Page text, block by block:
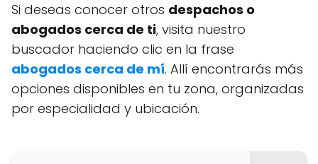
Si deseas conocer otros despachos o
abogados cerca de ti, visita nuestro
buscador haciendo clic en la frase
abogados cerca de mí. Allí encontrarás más
opciones disponibles en tu zona, organizadas
por especialidad y ubicación.